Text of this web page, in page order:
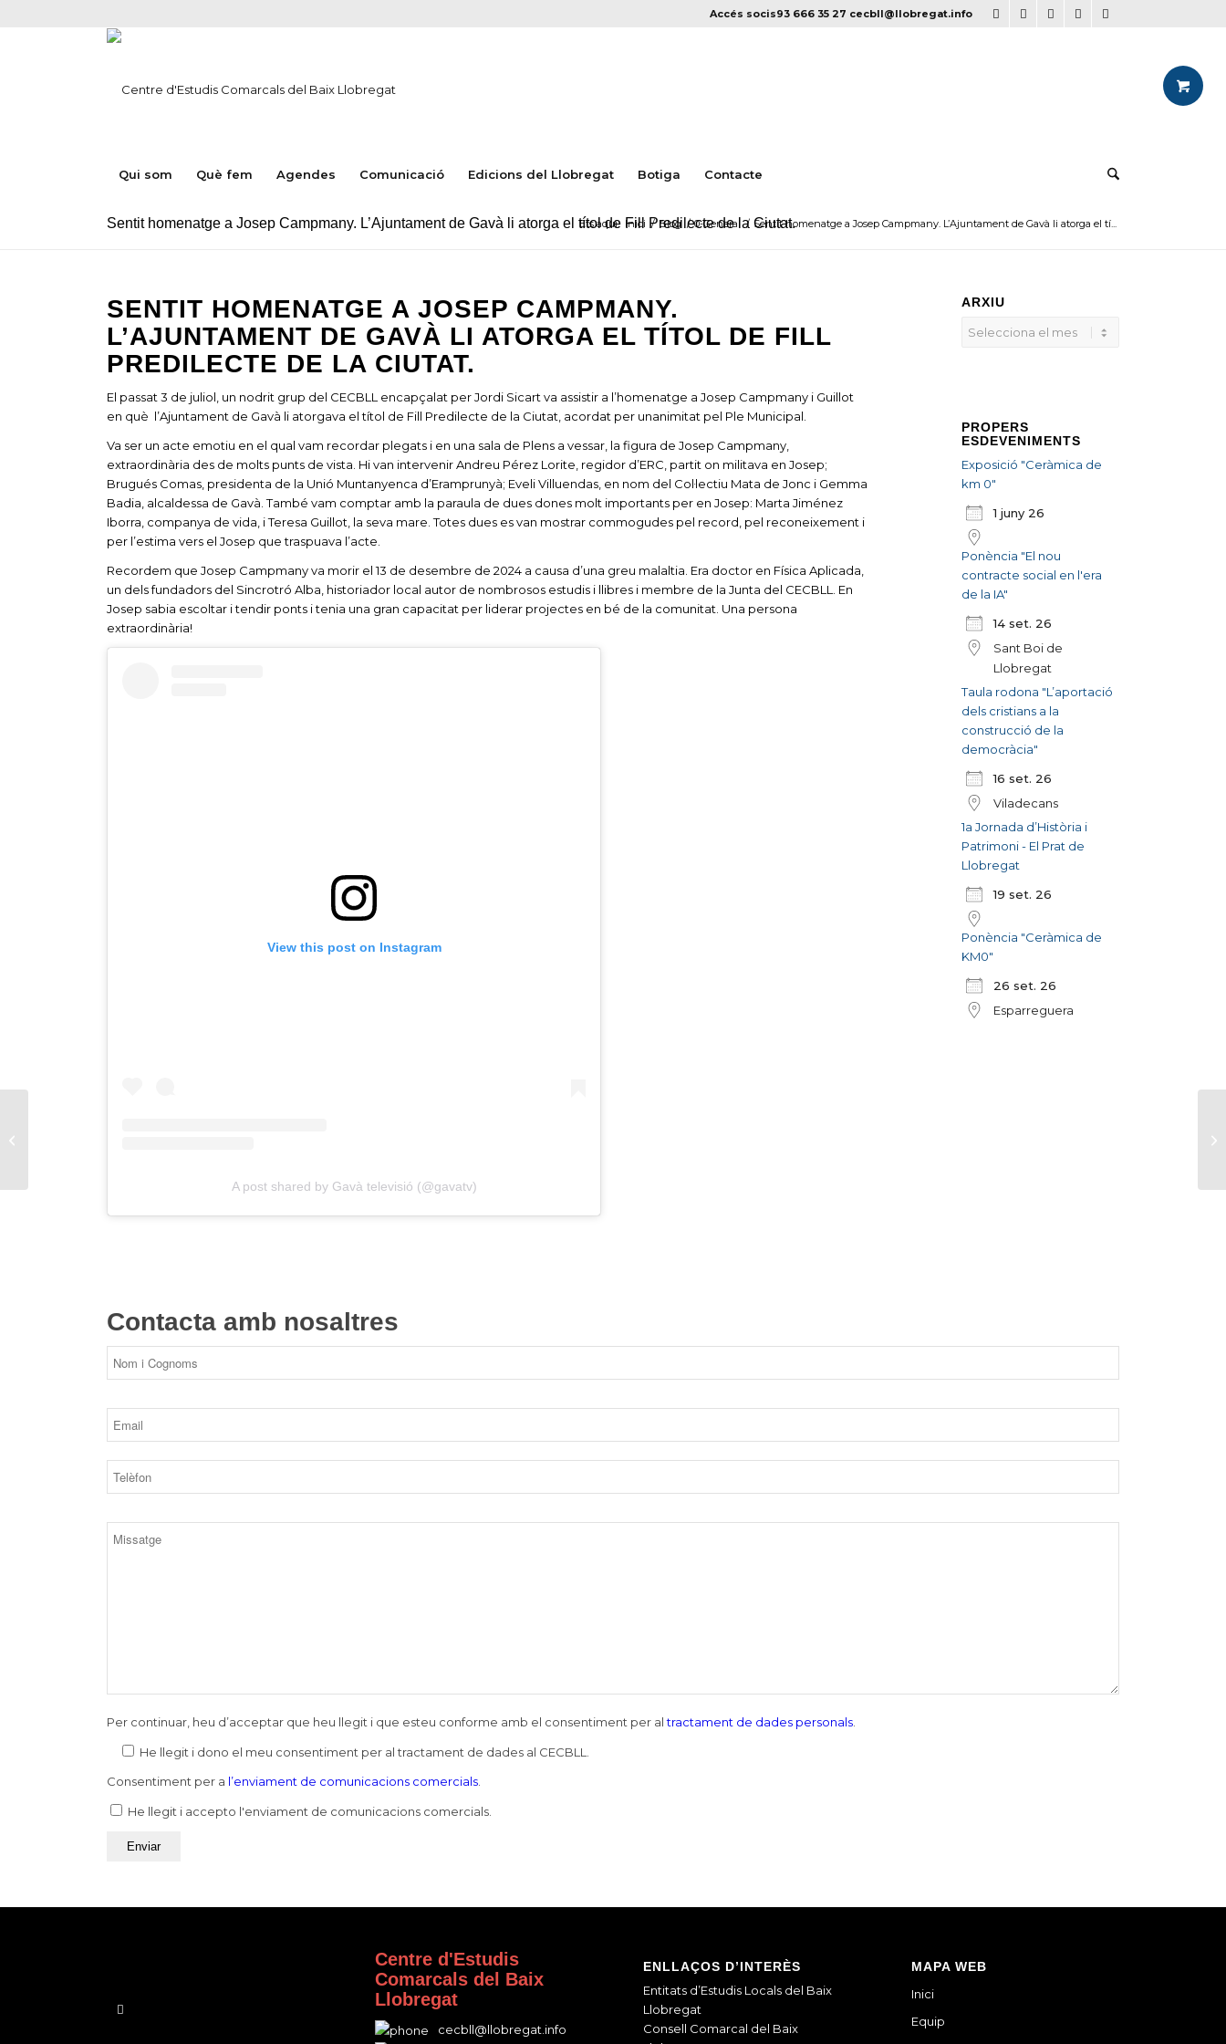
Accés socis93 666 35 27 cecbll@llobregat.info
Qui som Què fem Agendes Comunicació Edicions del Llobregat Botiga Contacte
Sentit homenatge a Josep Campmany. L’Ajuntament de Gavà li atorga el títol de Fill Predilecte de la Ciutat.
Ets aquí: Inici / Blog / 0-General / Sentit homenatge a Josep Campmany. L’Ajuntament de Gavà li atorga el tí...
SENTIT HOMENATGE A JOSEP CAMPMANY.
L’AJUNTAMENT DE GAVÀ LI ATORGA EL TÍTOL DE FILL
PREDILECTE DE LA CIUTAT.
El passat 3 de juliol, un nodrit grup del CECBLL encapçalat per Jordi Sicart va assistir a l’homenatge a Josep Campmany i Guillot
en què l’Ajuntament de Gavà li atorgava el títol de Fill Predilecte de la Ciutat, acordat per unanimitat pel Ple Municipal.
Va ser un acte emotiu en el qual vam recordar plegats i en una sala de Plens a vessar, la figura de Josep Campmany,
extraordinària des de molts punts de vista. Hi van intervenir Andreu Pérez Lorite, regidor d’ERC, partit on militava en Josep;
Brugués Comas, presidenta de la Unió Muntanyenca d’Eramprunyà; Eveli Villuendas, en nom del Col·lectiu Mata de Jonc i Gemma
Badia, alcaldessa de Gavà. També vam comptar amb la paraula de dues dones molt importants per en Josep: Marta Jiménez
Iborra, companya de vida, i Teresa Guillot, la seva mare. Totes dues es van mostrar commogudes pel record, pel reconeixement i
per l’estima vers el Josep que traspuava l’acte.
Recordem que Josep Campmany va morir el 13 de desembre de 2024 a causa d’una greu malaltia. Era doctor en Física Aplicada,
un dels fundadors del Sincrotró Alba, historiador local autor de nombrosos estudis i llibres i membre de la Junta del CECBLL. En
Josep sabia escoltar i tendir ponts i tenia una gran capacitat per liderar projectes en bé de la comunitat. Una persona
extraordinària!
View this post on Instagram
A post shared by Gavà televisió (@gavatv)
ARXIU
PROPERS
ESDEVENIMENTS
Exposició "Ceràmica de
km 0"
1 juny 26
Ponència "El nou
contracte social en l'era
de la IA"
14 set. 26
Sant Boi de
Llobregat
Taula rodona "L’aportació
dels cristians a la
construcció de la
democràcia"
16 set. 26
Viladecans
1a Jornada d’Història i
Patrimoni - El Prat de
Llobregat
19 set. 26
Ponència "Ceràmica de
KM0"
26 set. 26
Esparreguera
Contacta amb nosaltres
Per continuar, heu d’acceptar que heu llegit i que esteu conforme amb el consentiment per altractament de dades personals
He llegit i dono el meu consentiment per al tractament de dades al CECBLL.
Consentiment per a l’enviament de comunicacions comercials
He llegit i accepto l'enviament de comunicacions comercials.
Centre d'Estudis
Comarcals del Baix
Llobregat
cecbll@llobregat.info
ENLLAÇOS D’INTERÈS
Entitats d’Estudis Locals del Baix
Llobregat
Consell Comarcal del Baix
MAPA WEB
Inici
Equip